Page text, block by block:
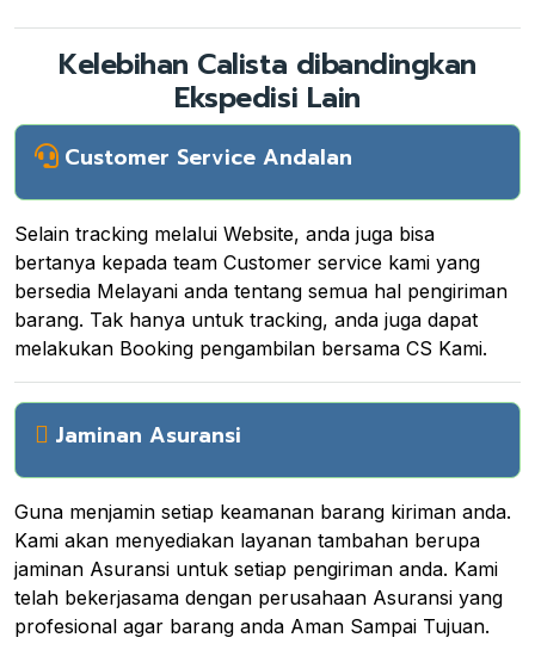
Kelebihan Calista dibandingkan
Ekspedisi Lain
Customer Service Andalan
Selain tracking melalui Website, anda juga bisa
bertanya kepada team Customer service kami yang
bersedia Melayani anda tentang semua hal pengiriman
barang. Tak hanya untuk tracking, anda juga dapat
melakukan Booking pengambilan bersama CS Kami.
Jaminan Asuransi
Guna menjamin setiap keamanan barang kiriman anda.
Kami akan menyediakan layanan tambahan berupa
jaminan Asuransi untuk setiap pengiriman anda. Kami
telah bekerjasama dengan perusahaan Asuransi yang
profesional agar barang anda Aman Sampai Tujuan.